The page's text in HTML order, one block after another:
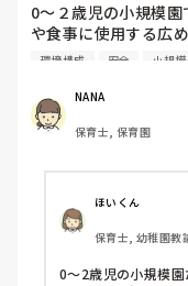
0〜２歳児の小規模
や食事に使用する広
り回ったりして落ち
うな素材で軽いので
まり立ちが不安定な
す。かと言って固定
しっかりした重いも
い勝手が悪く、子ど
ました。
皆さんの園ではどん
環境構成 安全 小規
NANA
保育士, 保育園
ほいくん
保育士, 幼稚園教
0〜2歳児の小規模